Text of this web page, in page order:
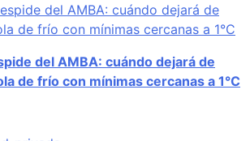
del AMBA: cuándo dejará de
de frío con mínimas cercanas a 1°C